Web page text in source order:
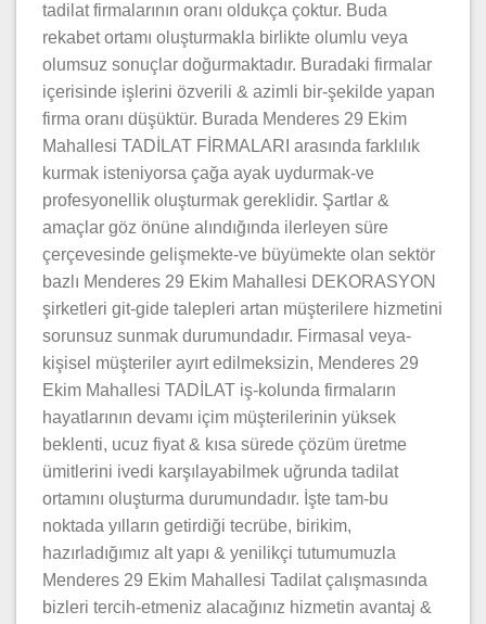
tadilat firmalarının oranı oldukça çoktur. Buda
rekabet ortamı oluşturmakla birlikte olumlu veya
olumsuz sonuçlar doğurmaktadır. Buradaki firmalar
içerisinde işlerini özverili & azimli bir-şekilde yapan
firma oranı düşüktür. Burada Menderes 29 Ekim
Mahallesi TADİLAT FİRMALARI arasında farklılık
kurmak isteniyorsa çağa ayak uydurmak-ve
profesyonellik oluşturmak gereklidir. Şartlar &
amaçlar göz önüne alındığında ilerleyen süre
çerçevesinde gelişmekte-ve büyümekte olan sektör
bazlı Menderes 29 Ekim Mahallesi DEKORASYON
şirketleri git-gide talepleri artan müşterilere hizmetini
sorunsuz sunmak durumundadır. Firmasal veya-
kişisel müşteriler ayırt edilmeksizin, Menderes 29
Ekim Mahallesi TADİLAT iş-kolunda firmaların
hayatlarının devamı içim müşterilerinin yüksek
beklenti, ucuz fiyat & kısa sürede çözüm üretme
ümitlerini ivedi karşılayabilmek uğrunda tadilat
ortamını oluşturma durumundadır. İşte tam-bu
noktada yılların getirdiği tecrübe, birikim,
hazırladığımız alt yapı & yenilikçi tutumumuzla
Menderes 29 Ekim Mahallesi Tadilat çalışmasında
bizleri tercih-etmeniz alacağınız hizmetin avantaj &